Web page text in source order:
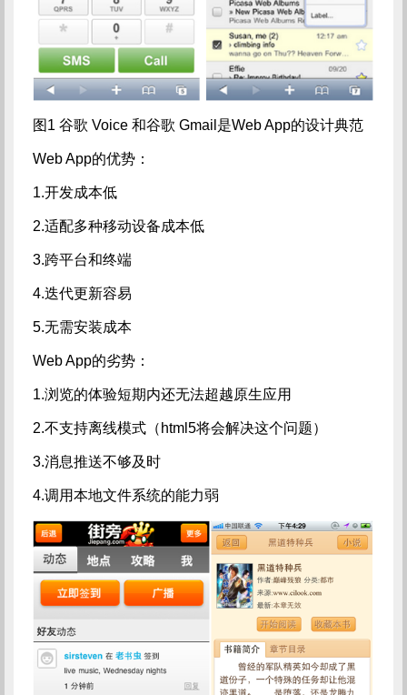
图1 谷歌 Voice 和谷歌 Gmail是Web App的设计典范
Web App的优势：
1.开发成本低
2.适配多种移动设备成本低
3.跨平台和终端
4.迭代更新容易
5.无需安装成本
Web App的劣势：
1.浏览的体验短期内还无法超越原生应用
2.不支持离线模式（html5将会解决这个问题）
3.消息推送不够及时
4.调用本地文件系统的能力弱